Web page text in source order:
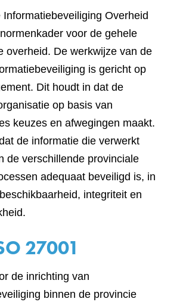
Informatiebeveiliging Overheid
voor de gehele
overheid. De werkwijze van de
is gericht op
Dit houdt in dat de
op basis van
keuzes en afwegingen maakt.
de informatie die verwerkt
de verschillende provinciale
adequaat beveiligd is, in
integriteit en
27001
de inrichting van
binnen de provincie